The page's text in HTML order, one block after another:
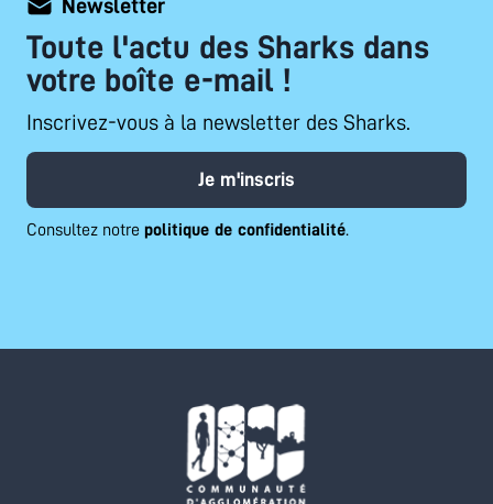
Newsletter
Toute l'actu des Sharks dans
votre boîte e-mail !
Inscrivez-vous à la newsletter des Sharks.
Je m'inscris
Consultez notre politique de confidentialité.